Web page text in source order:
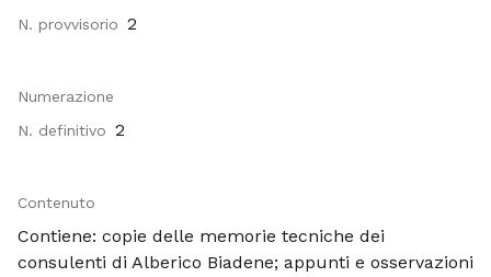
N. provvisorio 2
Numerazione
N. definitivo 2
Contenuto
Contiene: copie delle memorie tecniche dei
consulenti di Alberico Biadene; appunti e osservazioni